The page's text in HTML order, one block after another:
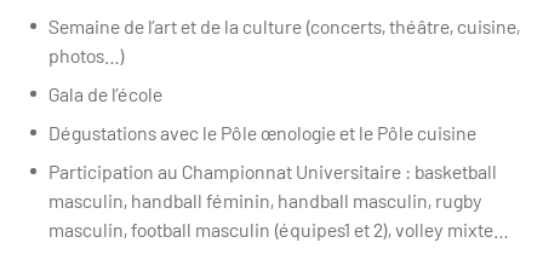
Semaine de l’art et de la culture (concerts, théâtre, cuisine,
photos…)
Gala de l’école
Dégustations avec le Pôle œnologieet le Pôle cuisine
Participation au Championnat Universitaire : basketball
masculin, handball féminin, handball masculin, rugby
masculin, football masculin (équipes1 et 2), volley mixte…